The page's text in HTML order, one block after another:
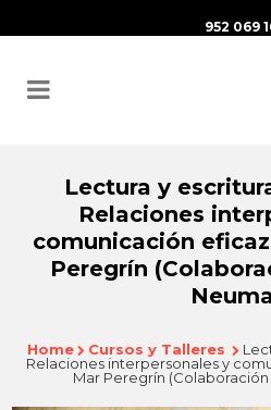
952 069
Lectura y
Relaciones
comunicación
Peregrín
Home Cursos y Talleres
Relaciones interpersonales y
Mar Peregrín